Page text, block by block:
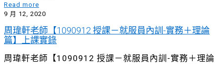
Read more
9 月 12, 2020
周瑋軒老師【1090912 授課－就服員內訓-實務＋理論
篇】上課實錄
周瑋軒老師【1090912 授課－就服員內訓-實務＋理論